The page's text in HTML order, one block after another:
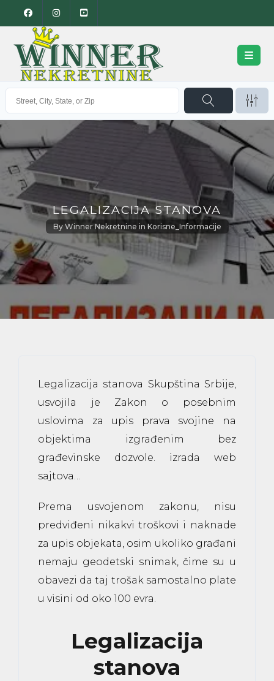
LEGALIZACIJA STANOVA
By Winner Nekretnine in Korisne_Informacije
Legalizacija stanova Skupština Srbije,
usvojila je Zakon o posebnim
uslovima za upis prava svojine na
objektima izgrađenim bez
građevinske dozvole. izrada web
sajtova…
Prema usvojenom zakonu, nisu
predviđeni nikakvi troškovi i naknade
za upis objekata, osim ukoliko građani
nemaju geodetski snimak, čime su u
obavezi da taj trošak samostalno plate
u visini od oko 100 evra.
Legalizacija
stanova